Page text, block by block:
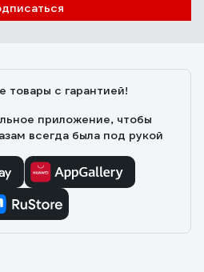
товары с гарантией!
приложение, чтобы
всегда была под рукой